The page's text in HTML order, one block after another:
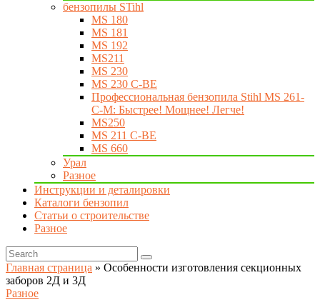
бензопилы STihl
MS 180
MS 181
MS 192
MS211
MS 230
MS 230 C-BE
Профессиональная бензопила Stihl MS 261-
C-M: Быстрее! Мощнее! Легче!
MS250
MS 211 C-BE
MS 660
Урал
Разное
Инструкции и деталировки
Каталоги бензопил
Статьи о строительстве
Разное
Главная страница » Особенности изготовления секционных
заборов 2Д и 3Д
Разное